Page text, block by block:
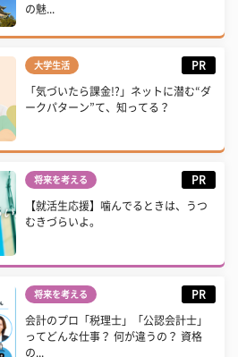
の魅...
大学生活 PR
「気づいたら課金!?」ネットに潜む“ダ
ークパターン”て、知ってる？
将来を考える PR
【就活生応援】噛んでるときは、うつ
むきづらいよ。
将来を考える PR
会計のプロ「税理士」「公認会計士」
ってどんな仕事？ 何が違うの？ 資格
の...